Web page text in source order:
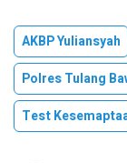
AKBP Yuliansyah
Polres Tulang
Test